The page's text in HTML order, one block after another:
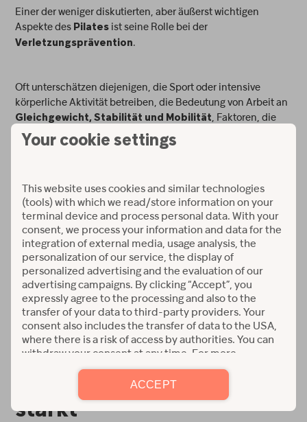
Einer der weniger diskutierten, aber äußerst wichtigen
Aspekte des Pilates ist seine Rolle bei der
Verletzungsprävention.
Oft unterschätzen diejenigen, die Sport oder intensive
körperliche Aktivität betreiben, die Bedeutung von Arbeit an
Gleichgewicht, Stabilität und Mobilität
, Faktoren, die
grundlegend sind, um das Risiko von Überbelastung oder
Traumata zu verringern.
Pilateshilft dank seiner Aufmerksamkeit auf
Bewegungskontrolle und Körperhaltung,
Muskelungleichgewichte zu korrigieren und die
Lastverteilung auf die Gelenke zu verbessern.
Dies ist nicht nur fürSportlerwichtig, sondern auch für
diejenigen, die ein sitzendes Leben führen und
Verspannungen in derLendenwirbelsäuleoder in den
Schulternansammeln.
Wie Pilates die Gelenke
stärkt